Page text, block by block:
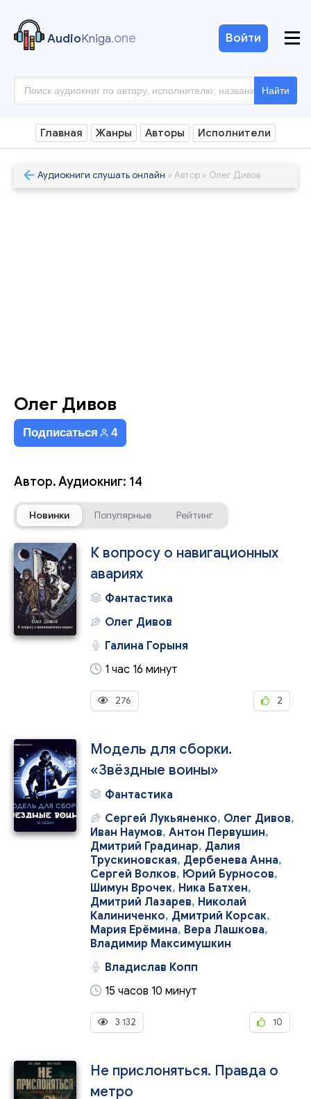
AudioKniga.one
Найти
Войти
Главная Жанры Авторы Исполнители
Аудиокниги слушать онлайн » Автор » Олег Дивов
Олег Дивов
Подписаться 4
Автор. Аудиокниг: 14
Новинки Популярные Рейтинг
К вопросу о навигационных
авариях
Фантастика
Олег Дивов
Галина Горыня
1 час 16 минут
276 2
Модель для сборки.
«Звёздные воины»
Фантастика
Сергей Лукьяненко, Олег Дивов,
Иван Наумов, Антон Первушин,
Дмитрий Градинар, Далия
Трускиновская, Дербенева Анна,
Сергей Волков, Юрий Бурносов,
Шимун Врочек, Ника Батхен,
Дмитрий Лазарев, Николай
Калиниченко, Дмитрий Корсак,
Мария Ерёмина, Вера Лашкова,
Владимир Максимушкин
Владислав Копп
15 часов 10 минут
3 132 10
Не прислоняться. Правда о
метро